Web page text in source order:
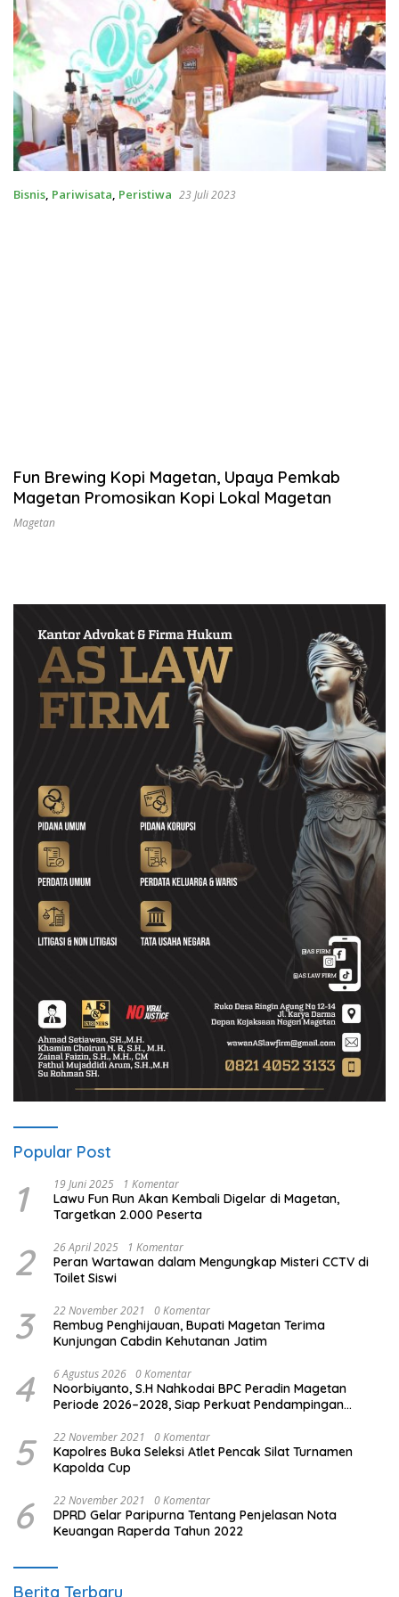
Bisnis, Pariwisata, Peristiwa 23 Juli 2023
Fun Brewing Kopi Magetan, Upaya Pemkab
Magetan Promosikan Kopi Lokal Magetan
Magetan
Popular Post
1 19 Juni 2025 1 Komentar
Lawu Fun Run Akan Kembali Digelar di Magetan,
Targetkan 2.000 Peserta
2 26 April 2025 1 Komentar
Peran Wartawan dalam Mengungkap Misteri CCTV di
Toilet Siswi
3 22 November 2021 0 Komentar
Rembug Penghijauan, Bupati Magetan Terima
Kunjungan Cabdin Kehutanan Jatim
4 6 Agustus 2026 0 Komentar
Noorbiyanto, S.H Nahkodai BPC Peradin Magetan
Periode 2026–2028, Siap Perkuat Pendampingan
5 22 November 2021 0 Komentar
Kapolres Buka Seleksi Atlet Pencak Silat Turnamen
Kapolda Cup
6 22 November 2021 0 Komentar
DPRD Gelar Paripurna Tentang Penjelasan Nota
Keuangan Raperda Tahun 2022
Berita Terbaru